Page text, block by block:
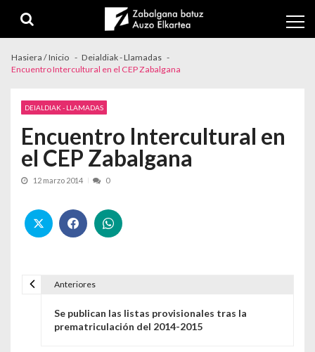
Hasiera / Inicio
Deialdiak - Llamadas
Encuentro Intercultural en el CEP Zabalgana
DEIALDIAK - LLAMADAS
Encuentro Intercultural en
el CEP Zabalgana
12 marzo 2014 0
Anteriores
Se publican las listas provisionales tras la
prematriculación del 2014-2015